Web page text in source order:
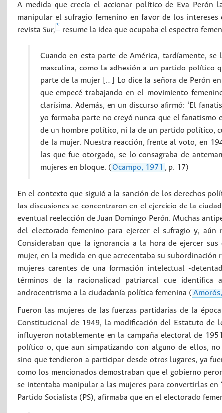
A medida que crecía el accionar político de Eva Perón
manipular el sufragio femenino en favor de los
revista Sur,
3
resume la idea que ocupaba el espectro
Cuando en esta parte de América, tardíamente,
masculina, como la adhesión a un partido político
parte de la mujer […] Lo dice la señora de Perón
que empecé trabajando en el movimiento
clarísima. Además, en un discurso afirmó: ‘El
yo formaba parte no creyó nunca que el fanatismo
de un hombre político, ni la de un partido político,
de la mujer. Nuestra reacción, frente al voto, en
las que fue otorgado, se lo consagraba de
mujeres en bloque. ( Ocampo, 1971 , p. 17)
En el contexto que siguió a la sanción de los derechos
las discusiones se concentraron en el ejercicio de la
eventual reelección de Juan Domingo Perón. Muchas
del electorado femenino para ejercer el sufragio y, aún
Consideraban que la ignorancia a la hora de ejercer
mujer, en la medida en que acrecentaba su
mujeres carentes de una formación intelectual -
términos de la racionalidad patriarcal que
androcentrismo a la ciudadanía política femenina (
Fueron las mujeres de las fuerzas partidarias de la
Constitucional de 1949, la modificación del Estatuto de
influyeron notablemente en la campaña electoral de
político o, que aun simpatizando con alguno de ellos,
sino que tendieron a participar desde otros lugares, ya
como los mencionados demostraban que el gobierno
se intentaba manipular a las mujeres para convertirlas
Partido Socialista (PS), afirmaba que en el electorado